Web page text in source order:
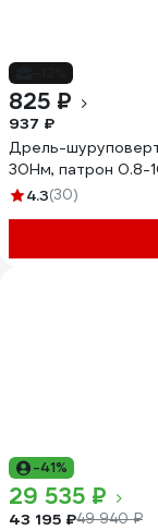
825 ₽
937 ₽
Дрель-шуруповерт
30Нм, патрон 0.8-
4.3(30)
-41%
29 535 ₽
43 195 ₽49 940 ₽